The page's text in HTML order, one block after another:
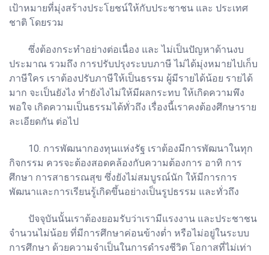
เป้าหมายที่มุ่งสร้างประโยชน์ให้กับประชาชน และ ประเทศ
ชาติ โดยรวม
ซึ่งต้องกระทำอย่างต่อเนื่อง และ ไม่เป็นปัญหาด้านงบ
ประมาณ รวมถึง การปรับปรุงระบบภาษี ไม่ได้มุ่งหมายไปเก็บ
ภาษีใคร เราต้องปรับภาษีให้เป็นธรรม ผู้มีรายได้น้อย รายได้
มาก จะเป็นยังไง ทำยังไงไม่ให้มีผลกระทบ ให้เกิดความพึง
พอใจ เกิดความเป็นธรรมได้ทั่วถึง เรื่องนี้เราคงต้องศึกษาราย
ละเอียดกัน ต่อไป
10. การพัฒนากองทุนแห่งรัฐ เราต้องมีการพัฒนาในทุก
กิจกรรม ควรจะต้องสอดคล้องกับความต้องการ อาทิ การ
ศึกษา การสาธารณสุข ซึ่งยังไม่สมบูรณ์นัก ให้มีการการ
พัฒนาและการเรียนรู้เกิดขึ้นอย่างเป็นรูปธรรม และทั่วถึง
ปัจจุบันนั้นเราต้องยอมรับว่าเรามีแรงงาน และประชาชน
จำนวนไม่น้อย ที่มีการศึกษาค่อนข้างต่ำ หรือไม่อยู่ในระบบ
การศึกษา ด้วยความจำเป็นในการดำรงชีวิต โอกาสที่ไม่เท่า